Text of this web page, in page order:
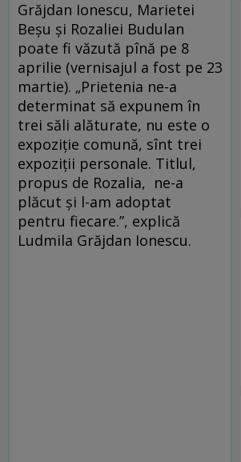
Grăjdan Ionescu, Marietei
Beșu și Rozaliei Budulan
poate fi văzută pînă pe 8
aprilie (vernisajul a fost pe 23
martie). „Prietenia ne-a
determinat să expunem în
trei săli alăturate, nu este o
expoziție comună, sînt trei
expoziții personale. Titlul,
propus de Rozalia, ne-a
plăcut și l-am adoptat
pentru fiecare.”, explică
Ludmila Grăjdan Ionescu.